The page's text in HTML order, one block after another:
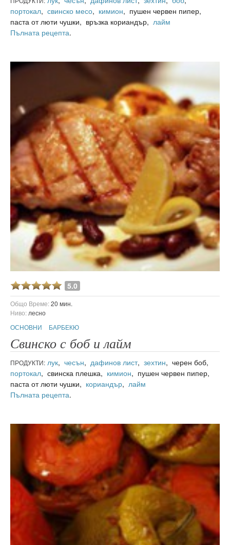
портокал, свинско месо, кимион, пушен червен пипер,
паста от люти чушки, връзка кориандър, лайм
Пълната рецепта.
5.0
Общо Време:20 мин.
Ниво: лесно
ОСНОВНИ
БАРБЕКЮ
Свинско с боб и лайм
ПРОДУКТИ: лук, чесън, дафинов лист, зехтин, черен боб,
портокал, свинска плешка, кимион, пушен червен пипер,
паста от люти чушки, кориандър, лайм
Пълната рецепта.